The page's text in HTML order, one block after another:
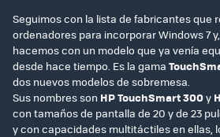
Seguimos con la lista de fabricantes que
ordenadores para incorporar Windows 7
hacemos con un modelo que ya venía
desde hace tiempo. Es la gama
dos nuevos modelos de sobremesa.
Sus nombres son HP TouchSmart 300y
con tamaños de pantalla de 20 y de 23
y con capacidades multitáctiles en ellas,